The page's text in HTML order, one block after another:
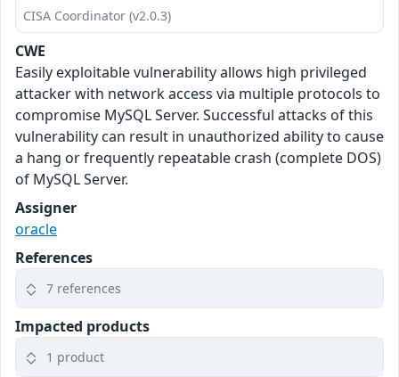
CISA Coordinator (v2.0.3)
CWE
Easily exploitable vulnerability allows high privileged
attacker with network access via multiple protocols to
compromise MySQL Server. Successful attacks of this
vulnerability can result in unauthorized ability to cause
a hang or frequently repeatable crash (complete DOS)
of MySQL Server.
Assigner
oracle
References
7 references
Impacted products
1 product